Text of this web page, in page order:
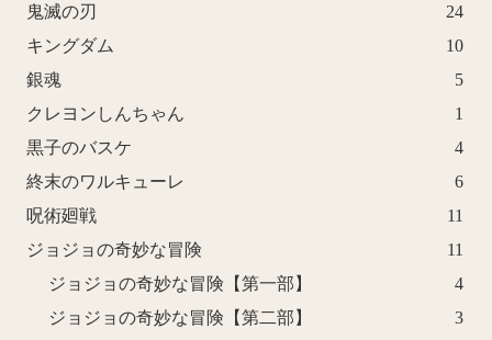
鬼滅の刃
24
キングダム
10
銀魂
5
クレヨンしんちゃん
1
黒子のバスケ
4
終末のワルキューレ
6
呪術廻戦
11
ジョジョの奇妙な冒険
11
ジョジョの奇妙な冒険【第一部】
4
ジョジョの奇妙な冒険【第二部】
3